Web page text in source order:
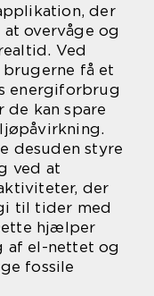
der
overvåge og
Ved
få et
energiforbrug
kan spare
desuden styre
ved at
der
til tider med
hjælper
af el-nettet og
fossile